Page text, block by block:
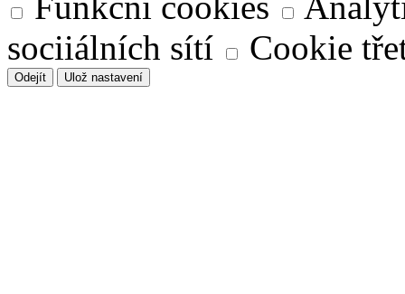
sociiálních sítí
Cookie
Odejít